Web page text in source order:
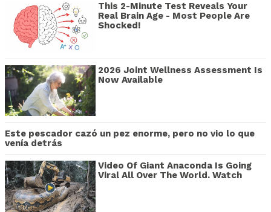
This 2-Minute Test Reveals Your
Real Brain Age - Most People Are
Shocked!
2026 Joint Wellness Assessment Is
Now Available
Este pescador cazó un pez enorme, pero no vio lo que
venía detrás
Video Of Giant Anaconda Is Going
Viral All Over The World. Watch